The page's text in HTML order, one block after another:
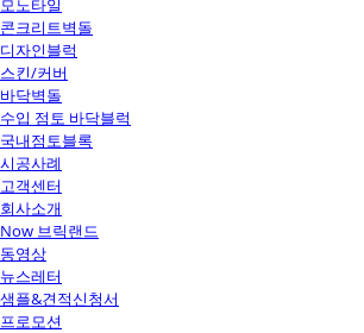
모노타일
콘크리트벽돌
디자인블럭
스킨/커버
바닥벽돌
수입 점토 바닥블럭
국내점토블록
시공사례
고객센터
회사소개
Now 브릭랜드
동영상
뉴스레터
샘플&견적신청서
프로모션